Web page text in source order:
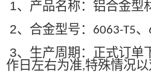
1、产品名称：铝合金型
2、合金型号： 6063-T5、
3、生产周期：正式订单
作日左右为准,特殊情况以